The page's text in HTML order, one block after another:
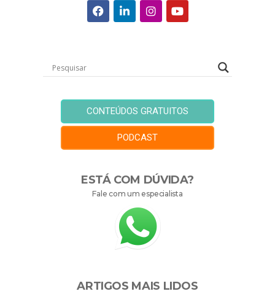
CONTEÚDOS GRATUITOS
PODCAST
ESTÁ COM DÚVIDA?
Fale com um especialista
ARTIGOS MAIS LIDOS